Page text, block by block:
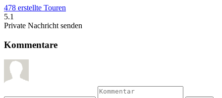
478 erstellte Touren
5.1
Private Nachricht senden
Kommentare